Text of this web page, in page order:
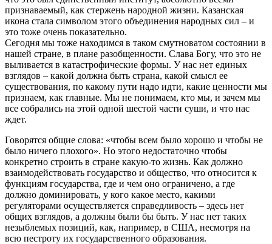
признаваемый, как стержень народной жизни. Казанская
икона стала символом этого объединения народных сил – и
это тоже очень показательно.
Сегодня мы тоже находимся в таком смутноватом состоянии в
нашей стране, в плане разобщенности. Слава Богу, что это не
выливается в катастрофические формы. У нас нет единых
взглядов – какой должна быть страна, какой смысл ее
существования, по какому пути надо идти, какие ценности мы
признаем, как главные. Мы не понимаем, кто мы, и зачем мы
все собрались на этой одной шестой части суши, и что нас
ждет.
Говорятся общие слова: «чтобы всем было хорошо и чтобы не
было ничего плохого». Но этого недостаточно чтобы
конкретно строить в стране какую-то жизнь. Как должно
взаимодействовать государство и общество, что относится к
функциям государства, где и чем оно ограничено, а где
должно доминировать, у кого какое место, какими
регуляторами осуществляется справедливость – здесь нет
общих взглядов, а должны были бы быть. У нас нет таких
незыблемых позиций, как, например, в США, несмотря на
всю пестроту их государственного образования.